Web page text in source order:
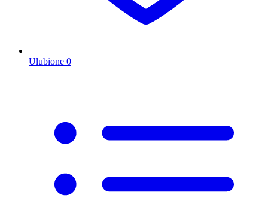
Ulubione 0